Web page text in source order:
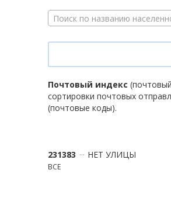
Поиск по названию
Почтовый индекс
сортировки почтовых
(почтовые коды).
231383 НЕТ УЛИЦЫ
ВСЕ